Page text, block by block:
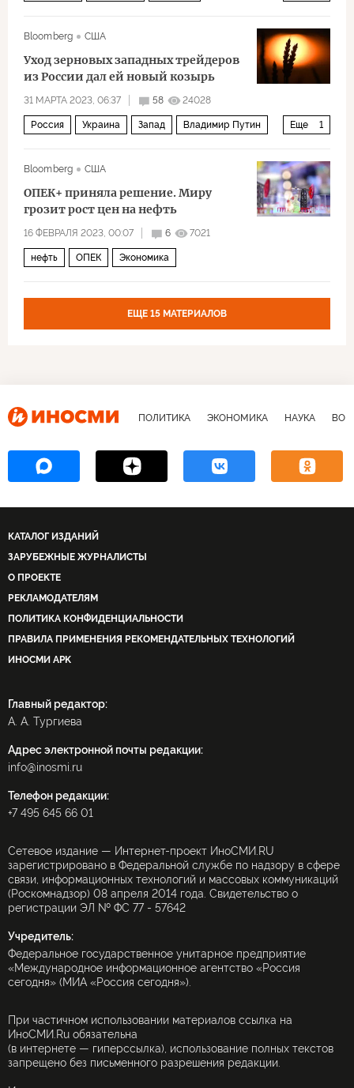
Bloomberg
США
Уход зерновых западных трейдеров
из России дал ей новый козырь
31 МАРТА 2023, 06:37 58 24028
Еще 1
Россия Украина Запад Владимир Путин
Bloomberg
США
ОПЕК+ приняла решение. Миру
грозит рост цен на нефть
16 ФЕВРАЛЯ 2023, 00:07 6 7021
нефть ОПЕК Экономика
ЕЩЕ 15 МАТЕРИАЛОВ
ПОЛИТИКА ЭКОНОМИКА НАУКА
КАТАЛОГ ИЗДАНИЙ
ЗАРУБЕЖНЫЕ ЖУРНАЛИСТЫ
О ПРОЕКТЕ
РЕКЛАМОДАТЕЛЯМ
ПОЛИТИКА КОНФИДЕНЦИАЛЬНОСТИ
ПРАВИЛА ПРИМЕНЕНИЯ РЕКОМЕНДАТЕЛЬНЫХ ТЕХНОЛОГИЙ
ИНОСМИ APK
Главный редактор:
А. А. Тургиева
Адрес электронной почты редакции:
info@inosmi.ru
Телефон редакции:
+7 495 645 66 01
Сетевое издание — Интернет-проект ИноСМИ.RU
зарегистрировано в Федеральной службе по надзору в сфере
связи, информационных технологий и массовых коммуникаций
(Роскомнадзор) 08 апреля 2014 года. Свидетельство о
регистрации ЭЛ № ФС 77 - 57642
Учредитель:
Федеральное государственное унитарное предприятие
«Международное информационное агентство «Россия
сегодня» (МИА «Россия сегодня»).
При частичном использовании материалов ссылка на
ИноСМИ.Ru обязательна
(в интернете — гиперссылка), использование полных текстов
запрещено без письменного разрешения редакции.